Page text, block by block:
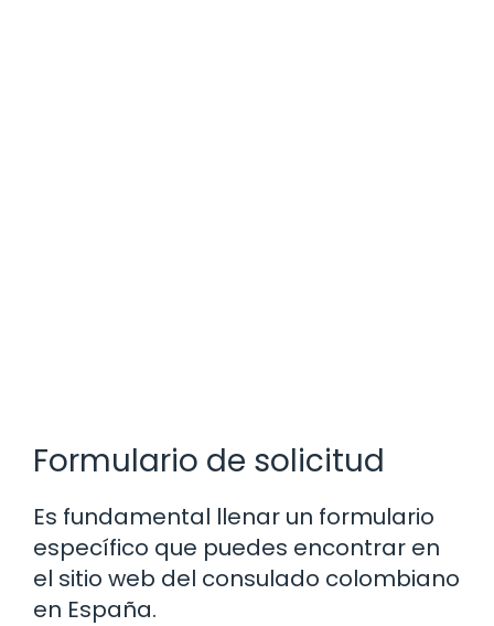
Formulario de solicitud
Es fundamental llenar un formulario
específico que puedes encontrar en
el sitio web del consulado colombiano
en España.